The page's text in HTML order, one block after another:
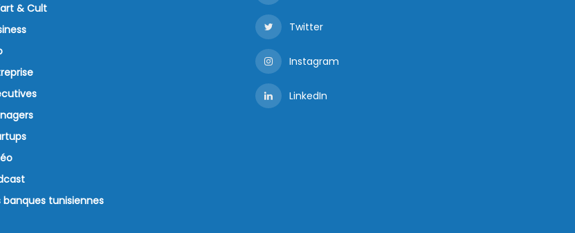
& Cult
banques tunisiennes
Twitter
Instagram
LinkedIn